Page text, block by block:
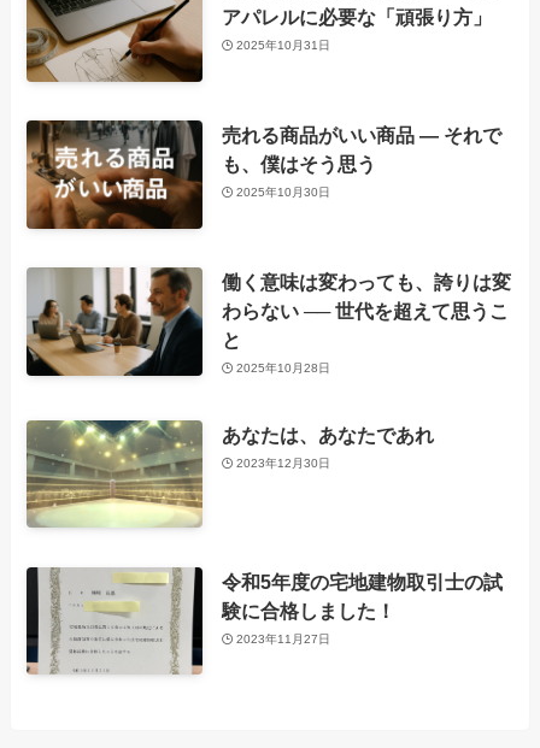
アパレルに必要な「頑張り方」
2025年10月31日
売れる商品がいい商品 ― それで
も、僕はそう思う
2025年10月30日
働く意味は変わっても、誇りは変
わらない ── 世代を超えて思うこ
と
2025年10月28日
あなたは、あなたであれ
2023年12月30日
令和5年度の宅地建物取引士の試
験に合格しました！
2023年11月27日